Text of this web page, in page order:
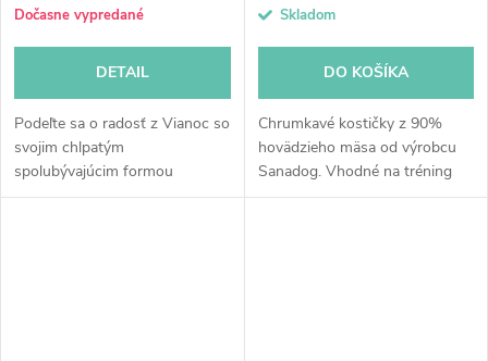
cena:
Dočasne vypredané
DETAIL
Podeľte sa o radosť z Vianoc so
svojim chlpatým
spolubývajúcim formou
adventného kalendára pre psov.
cena:Skladom
DO KOŠÍKA
Chrumkavé kostičky z 90%
hovädzieho mäsa od výrobcu
Sanadog. Vhodné na tréning
alebo len tak. Daju sú v